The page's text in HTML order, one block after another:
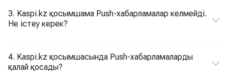
3. Kaspi.kz қосымшама Push-хабарламалар келмейді.
Не істеу керек?
4. Kaspi.kz қосымшасында Push-хабарламаларды
қалай қосады?